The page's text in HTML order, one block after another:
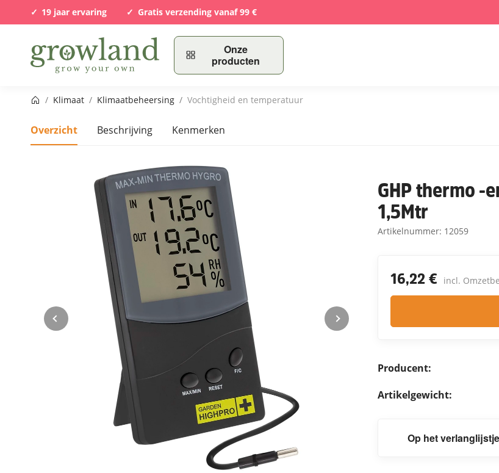
19 jaar ervaring Gratis verzending vanaf 99 €
Onze
producten
Startpagina
/ Klimaat / Klimaatbeheersing / Vochtigheid en temperatuur
Overzicht Beschrijving Kenmerken
GHP thermo -
1,5Mtr
Artikelnummer: 12059
16,22 € incl.
Producent:
Artikelgewicht:
Op het verlanglijstje